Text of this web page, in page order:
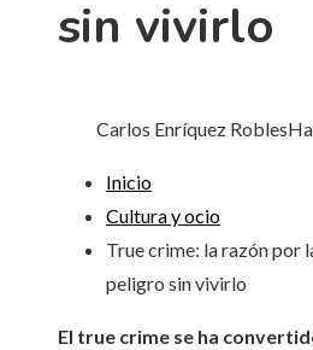
sin vivirlo
Carlos Enríquez Robles
Inicio
Cultura y ocio
True crime: la razón por
peligro sin vivirlo
El true crime se ha